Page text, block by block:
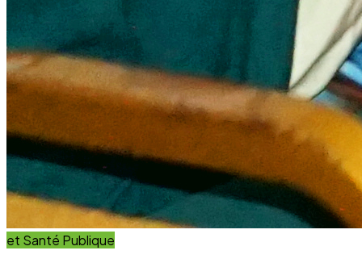
Innover avec des solutions éducatives innovantes et
durables.
Découvrir nos projets En savoir plus
Impact Global
+15 Ans
D'engagement au service du développement durable.
Communauté